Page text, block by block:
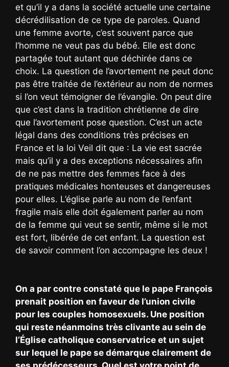
et qu’il y a dans la société actuelle une certaine
décrédilisation de ce type de paroles. Quand
une femme avorte, c’est souvent parce que
l’homme ne veut pas du bébé. Elle est donc
partagée tout autant que déchirée dans ce
choix. La question de l’avortement ne peut donc
pas être traitée de l’extérieur au nom de normes
si l’on veut témoigner de l’évangile. On peut dire
que c’est dans la tradition chrétienne de dire
que l’avortement pose question. C’est un acte
légal dans des conditions très précises en
France et la loi Veil dit que : La vie est sacrée
mais qu’il y a des exceptions nécessaires afin
de ne pas mettre des femmes face à des
pratiques médicales honteuses et dangereuses
pour elles. L’église parle au nom de l’enfant
fragile mais elle doit également parler au nom
de la femme qui veut se sentir, même si le mot
est fort, libérée de cet enfant. La question est
de savoir comment l’on accompagne les deux !
On a par contre constaté que le pape François
prenait position en faveur de l’union civile
pour les couples homosexuels. Une position
qui reste néanmoins très clivante au sein de
l’Église catholique conservatrice et un sujet
sur lequel le pape se démarque clairement de